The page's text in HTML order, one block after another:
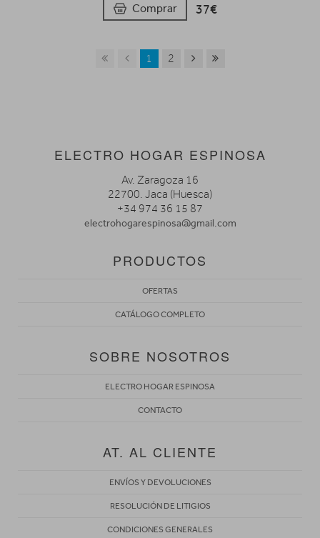
Comprar 37€
1 2
ELECTRO HOGAR ESPINOSA
Av. Zaragoza 16
22700. Jaca (Huesca)
+34 974 36 15 87
electrohogarespinosa@gmail.com
PRODUCTOS
OFERTAS
CATÁLOGO COMPLETO
SOBRE NOSOTROS
ELECTRO HOGAR ESPINOSA
CONTACTO
AT. AL CLIENTE
ENVÍOS Y DEVOLUCIONES
RESOLUCIÓN DE LITIGIOS
CONDICIONES GENERALES